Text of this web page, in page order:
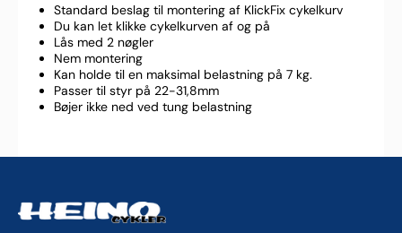
Standard beslag til montering af KlickFix cykelkurv
Du kan let klikke cykelkurven af og på
Lås med 2 nøgler
Nem montering
Kan holde til en maksimal belastning på 7 kg.
Passer til styr på 22-31,8mm
Bøjer ikke ned ved tung belastning